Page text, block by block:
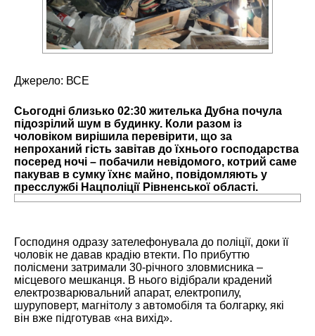
Джерело: ВСЕ
Сьогодні близько 02:30 жителька Дубна почула
підозрілий шум в будинку. Коли разом із
чоловіком вирішила перевірити, що за
непроханий гість завітав до їхнього господарства
посеред ночі – побачили невідомого, котрий саме
пакував в сумку їхнє майно, повідомляють у
пресслужбі Нацполіції Рівненської області.
Господиня одразу зателефонувала до поліції, доки її
чоловік не давав крадію втекти. По прибуттю
полісмени затримали 30-річного зловмисника –
місцевого мешканця. В нього відібрали крадений
електрозварювальний апарат, електропилу,
шуруповерт, магнітолу з автомобіля та болгарку, які
він вже підготував «на вихід».